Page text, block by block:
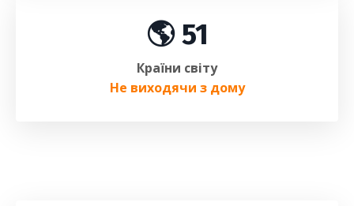
🌎51
Країни світу
Не виходячи з дому